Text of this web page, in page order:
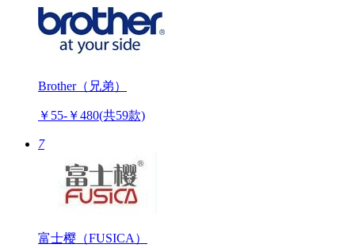
Brother（兄弟）
￥55-￥480(共59款)
7
富士樱（FUSICA）